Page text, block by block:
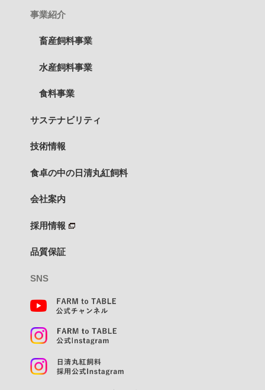
事業紹介
畜産飼料事業
水産飼料事業
食料事業
サステナビリティ
技術情報
食卓の中の日清丸紅飼料
会社案内
採用情報
品質保証
SNS